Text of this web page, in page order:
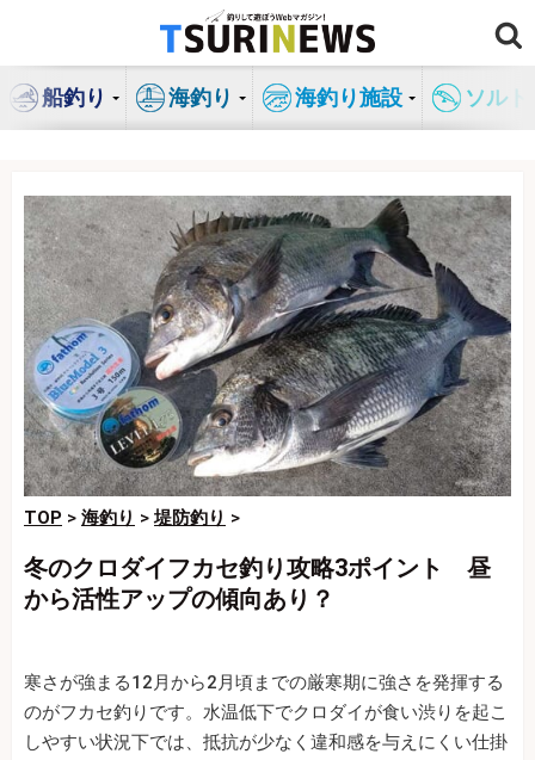
ン
船釣り 海釣り 海釣り施設 ソル
TOP > 海釣り >堤防釣り >
冬のクロダイフカセ釣り攻略3ポイント 昼
から活性アップの傾向あり？
寒さが強まる12月から2月頃までの厳寒期に強さを発揮する
のがフカセ釣りです。水温低下でクロダイが食い渋りを起こ
しやすい状況下では、抵抗が少なく違和感を与えにくい仕掛